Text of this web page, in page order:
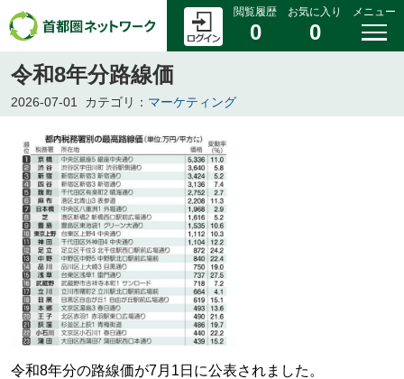
閲覧履歴
0
お気に入り
0
メニュー
令和8年分路線価
2026-07-01 カテゴリ： マーケティング
令和8年分の路線価が7月1日に公表されました。